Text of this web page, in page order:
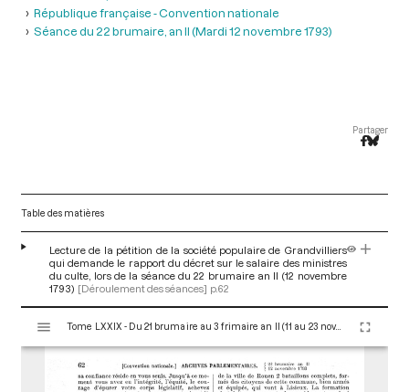
République française - Convention nationale
Séance du 22 brumaire, an II (Mardi 12 novembre 1793)
Partager
Table des matières
Lecture de la pétition de la société populaire de Grandvilliers
qui demande le rapport du décret sur le salaire des ministres
du culte, lors de la séance du 22 brumaire an II (12 novembre
1793) [Déroulement des séances] p.62
s
Tome LXXIX - Du 21 brumaire au 3 frimaire an II (11 au 23 novembre 1793)